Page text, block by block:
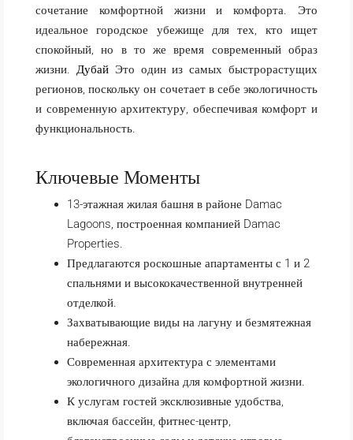
сочетание комфортной жизни и комфорта. Это
идеальное городское убежище для тех, кто ищет
спокойный, но в то же время современный образ
жизни. ДубайЭто один из самых быстрорастущих
регионов, поскольку он сочетает в себе экологичность
и современную архитектуру, обеспечивая комфорт и
функциональность.
Ключевые Моменты
13-этажная жилая башня в районе Damac
Lagoons, построенная компанией Damac
Properties.
Предлагаются роскошные апартаменты с 1 и 2
спальнями и высококачественной внутренней
отделкой.
Захватывающие виды на лагуну и безмятежная
набережная.
Современная архитектура с элементами
экологичного дизайна для комфортной жизни.
К услугам гостей эксклюзивные удобства,
включая бассейн, фитнес-центр,